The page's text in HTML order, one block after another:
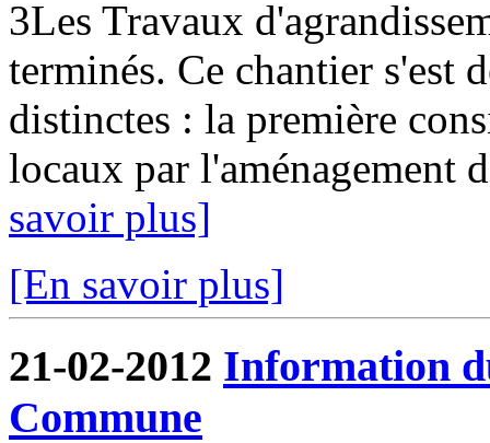
3Les Travaux
terminés. Ce chantier s'est
distinctes : la première
locaux par l'aménagement
savoir plus]
[En savoir plus]
21-02-2012 Information
Commune